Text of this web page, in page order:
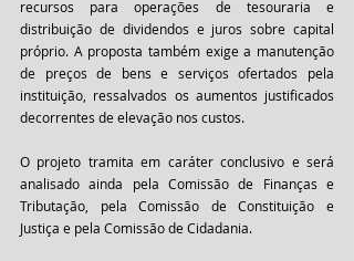
recursos para operações de tesouraria e
distribuição de dividendos e juros sobre capital
próprio. A proposta também exige a manutenção
de preços de bens e serviços ofertados pela
instituição, ressalvados os aumentos justificados
decorrentes de elevação nos custos.
O projeto tramita em caráter conclusivo e será
analisado ainda pela Comissão de Finanças e
Tributação, pela Comissão de Constituição e
Justiça e pela Comissão de Cidadania.